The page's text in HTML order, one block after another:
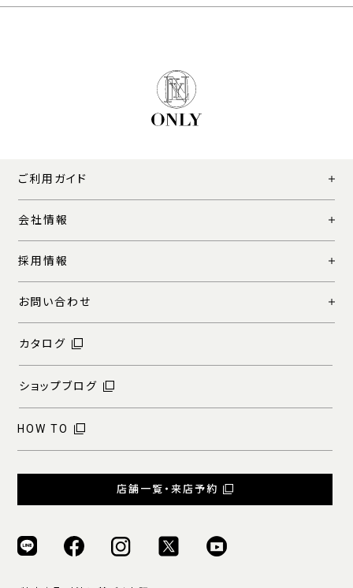
ご利用ガイド
会社情報
採用情報
お問い合わせ
カタログ
ショップブログ
HOW TO
店舗一覧・来店予約